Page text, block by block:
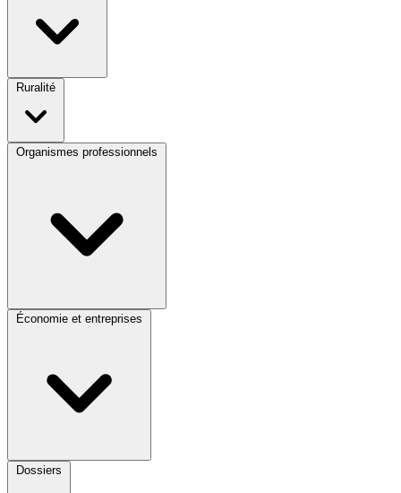
Ruralité
Organismes professionnels
Économie et entreprises
Dossiers